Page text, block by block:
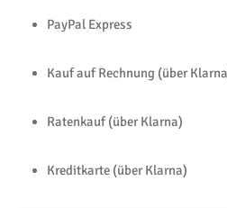
PayPal Express
Kauf auf Rechnung (über
Ratenkauf (über Klarna)
Kreditkarte (über Klarna)